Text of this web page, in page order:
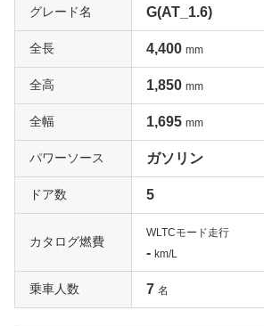
グレード名 G(AT_1.6)
全長 4,400 mm
全高 1,850 mm
全幅 1,695 mm
パワーソース ガソリン
ドア数 5
カタログ燃費
WLTCモード走行
- km/L
乗車人数 7 名